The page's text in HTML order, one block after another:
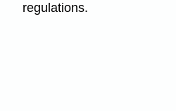
regulations.